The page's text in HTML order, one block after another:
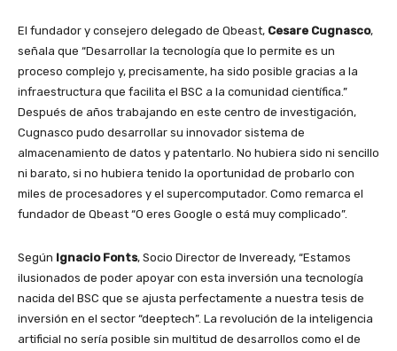
El fundador y consejero delegado de Qbeast, Cesare Cugnasco,
señala que “Desarrollar la tecnología que lo permite es un
proceso complejo y, precisamente, ha sido posible gracias a la
infraestructura que facilita el BSC a la comunidad científica.”
Después de años trabajando en este centro de investigación,
Cugnasco pudo desarrollar su innovador sistema de
almacenamiento de datos y patentarlo. No hubiera sido ni sencillo
ni barato, si no hubiera tenido la oportunidad de probarlo con
miles de procesadores y el supercomputador. Como remarca el
fundador de Qbeast “O eres Google o está muy complicado”.
Según Ignacio Fonts, Socio Director de Inveready, “Estamos
ilusionados de poder apoyar con esta inversión una tecnología
nacida del BSC que se ajusta perfectamente a nuestra tesis de
inversión en el sector “deeptech”. La revolución de la inteligencia
artificial no sería posible sin multitud de desarrollos como el de